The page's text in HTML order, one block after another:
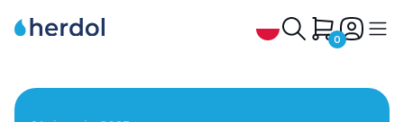
0
Olejek CBD